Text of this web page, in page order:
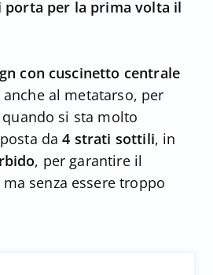
porta per la prima volta il
con cuscinetto centrale
al metatarso, per
si sta molto
da4 strati sottili, in
, per garantire il
senza essere troppo